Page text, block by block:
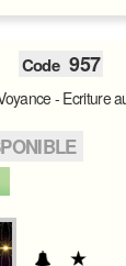
Code 957
- Ecriture